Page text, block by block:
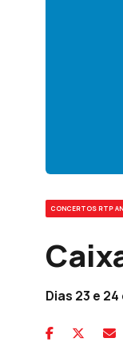
CONCERTOS RTP
Dias 23 e